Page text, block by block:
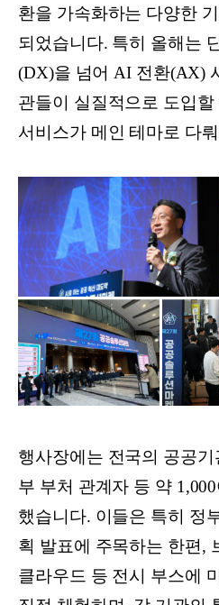
환을 가속화하는 다양한
되었습니다. 특히 올해는
(DX)을 넘어 AI 전환(AX)
관들이 실질적으로 도입
서비스가 메인 테마로 다
행사장에는 전국의 공공
부 부처 관계자 등 약
했습니다. 이들은 특히 정
획 발표에 주목하는 한편,
클라우드 등 전시 부스에